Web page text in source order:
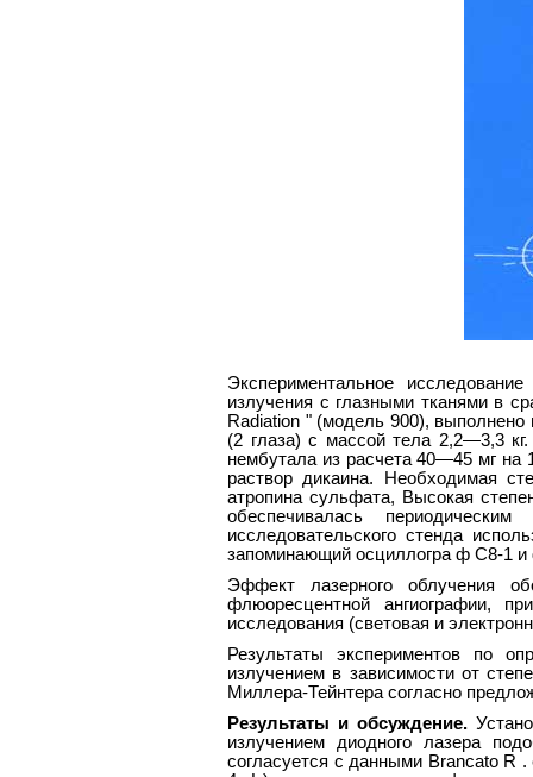
Экспериментальное
излучения с глазными тканями в
Radiation " (модель 900),
(2 глаза) с массой тела 2,2—3,3
нембутала из расчета 40—45 мг на
раствор дикаина. Необходимая
атропина сульфата, Высокая
обеспечивалась
исследовательского стенда
запоминающий осциллогра ф С8-1 и
Эффект лазерного облучения
флюоресцентной ангиографии,
исследования (световая и
Результаты экспериментов по
излучением в зависимости от
Миллера-Тейнтера согласно
Результаты и обсуждение.
излучением диодного лазера
согласуется с данными Brancato R